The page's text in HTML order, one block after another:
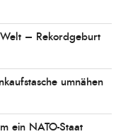
– Rekordgeburt
umnähen
ein NATO-Staat